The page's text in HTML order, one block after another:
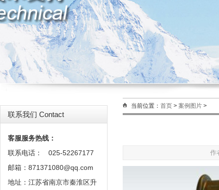
联系我们 Contact
客服服务热线：
联系电话：
025-52267177
邮箱：871371080@qq.com
地址：江苏省南京市秦淮区升
当前位置： 首页 > 案例图片 >
作